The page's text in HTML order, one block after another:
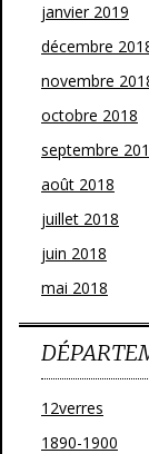
janvier 2019
décembre
novembre
octobre 2018
septembre
août 2018
juillet 2018
juin 2018
mai 2018
12verres
1890-1900